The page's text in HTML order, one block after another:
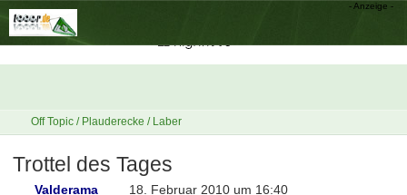
Off Topic / Plauderecke / Laber
Trottel des Tages
Valderama 18. Februar 2010 um 16:40